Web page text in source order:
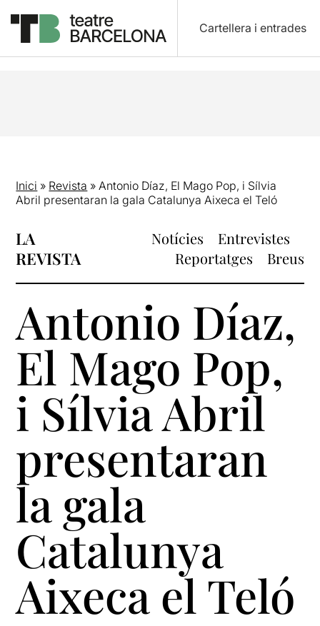
Cartellera i entrades
Inici » Revista »Antonio Díaz, El Mago Pop, i Sílvia
Abril presentaran la gala Catalunya Aixeca el Teló
LA
REVISTA
Notícies
Entrevistes
Reportatges
Breus
Antonio Díaz,
El Mago Pop,
i Sílvia Abril
presentaran
la gala
Catalunya
Aixeca el Teló